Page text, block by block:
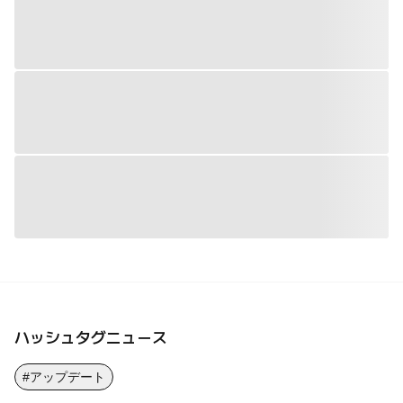
ハッシュタグニュース
#アップデート